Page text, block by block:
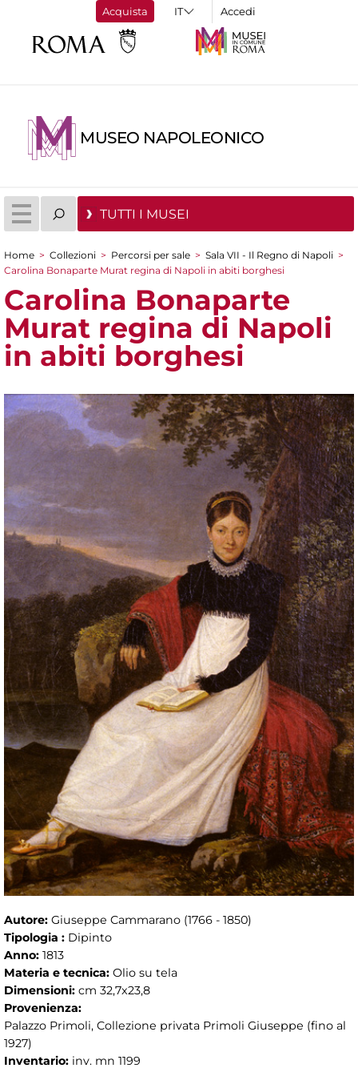
Acquista Accedi
MUSEO NAPOLEONICO
TUTTI I MUSEI
Tu sei qui
Home > Collezioni > Percorsi per sale > Sala VII - Il Regno di Napoli >
Carolina Bonaparte Murat regina di Napoli in abiti borghesi
Carolina Bonaparte
Murat regina di Napoli
in abiti borghesi
Autore: Giuseppe Cammarano (1766 - 1850)
Tipologia : Dipinto
Anno: 1813
Materia e tecnica: Olio su tela
Dimensioni: cm 32,7x23,8
Provenienza:
Palazzo Primoli, Collezione privata Primoli Giuseppe (fino al
1927)
Inventario: inv. mn 1199